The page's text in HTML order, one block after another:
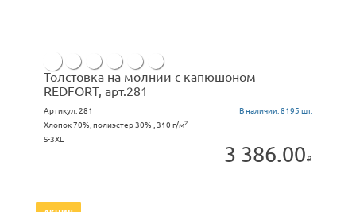
Толстовка на молнии с капюшоном
REDFORT, арт.281
Артикул:281 В наличии:8195 шт.
Хлопок 70%, полиэстер 30% , 310 г/м2
S-3XL
3 386.00